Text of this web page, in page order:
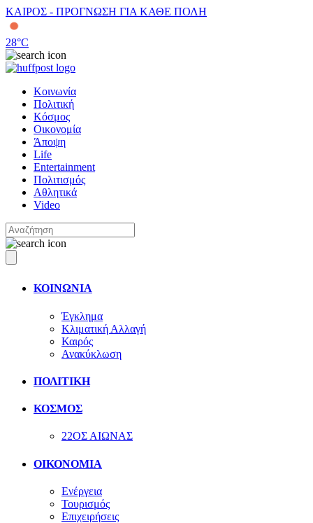
ΚΑΙΡΟΣ - ΠΡΟΓΝΩΣΗ ΓΙΑ ΚΑΘΕ ΠΟΛΗ
28°C
Κοινωνία
Πολιτική
Κόσμος
Οικονομία
Άποψη
Life
Entertainment
Πολιτισμός
Αθλητικά
Video
ΚΟΙΝΩΝΙΑ
Έγκλημα
Κλιματική Αλλαγή
Καιρός
Ανακύκλωση
ΠΟΛΙΤΙΚΗ
ΚΟΣΜΟΣ
22ΟΣ ΑΙΩΝΑΣ
ΟΙΚΟΝΟΜΙΑ
Ενέργεια
Τουρισμός
Επιχειρήσεις